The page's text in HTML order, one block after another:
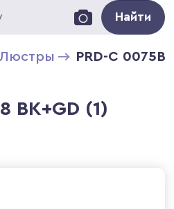
Найти
Люстры PRD-C
BK+GD (1)